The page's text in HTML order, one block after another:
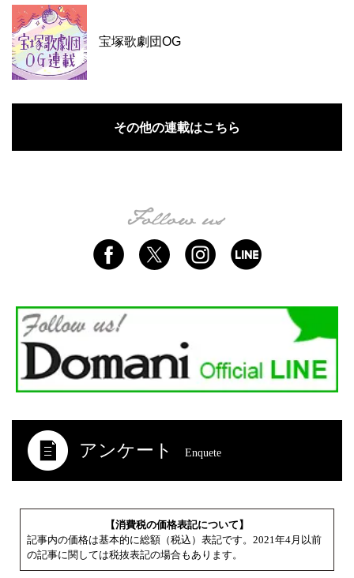
宝塚歌劇団OG
その他の連載はこちら
アンケート Enquete
【消費税の価格表記について】
記事内の価格は基本的に総額（税込）表記です。2021年4月以前
の記事に関しては税抜表記の場合もあります。